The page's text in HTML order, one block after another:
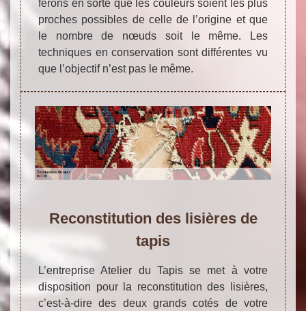
ferons en sorte que les couleurs soient les plus
proches possibles de celle de l’origine et que
le nombre de nœuds soit le même. Les
techniques en conservation sont différentes vu
que l’objectif n’est pas le même.
Reconstitution des lisières de
tapis
L’entreprise Atelier du Tapis se met à votre
disposition pour la reconstitution des lisières,
c’est-à-dire des deux grands cotés de votre